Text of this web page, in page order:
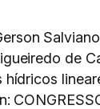
de
hídricos